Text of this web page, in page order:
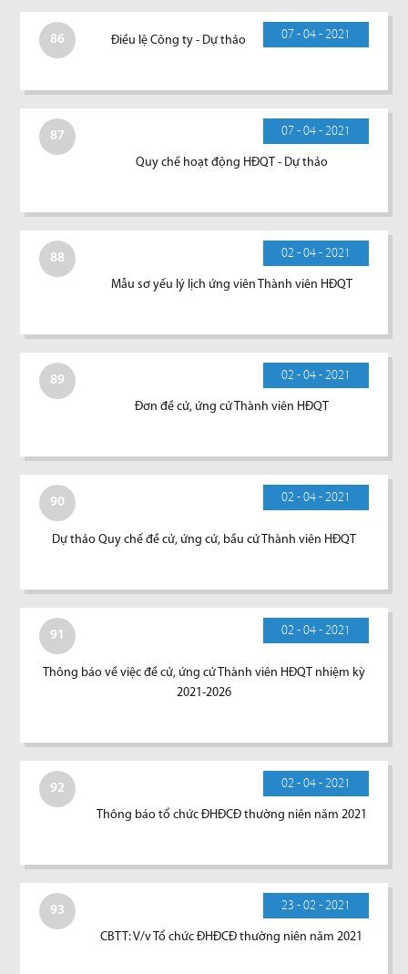
86 07 - 04 - 2021
Điều lệ Công ty - Dự thảo
87 07 - 04 - 2021
Quy chế hoạt động HĐQT - Dự thảo
88 02 - 04 - 2021
Mẫu sơ yếu lý lịch ứng viên Thành viên HĐQT
89 02 - 04 - 2021
Đơn đề cử, ứng cử Thành viên HĐQT
90 02 - 04 - 2021
Dự thảo Quy chế đề cử, ứng cử, bầu cử Thành viên HĐQT
91 02 - 04 - 2021
Thông báo về việc đề cử, ứng cử Thành viên HĐQT nhiệm kỳ
2021-2026
92 02 - 04 - 2021
Thông báo tổ chức ĐHĐCĐ thường niên năm 2021
93 23 - 02 - 2021
CBTT: V/v Tổ chức ĐHĐCĐ thường niên năm 2021